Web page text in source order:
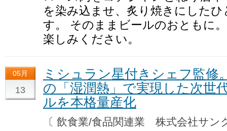
を染み込ませ、炙り焼きにした
す。 そのままビールのおともに
楽しみください。
05月
13
ミシュラン星付きシェフ監修
の「湿潤熱」で実現した次世
ルを本格量産化
〔 飲食業/食品関連業 株式会社サ